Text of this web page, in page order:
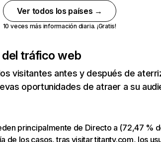
Ver todos los países →
10 veces más información diaria. ¡Gratis!
tráfico web
visitantes antes y después de
oportunidades de atraer a su
principalmente de Directo a (72,47 %
de los casos, tras visitar titantv.com, los